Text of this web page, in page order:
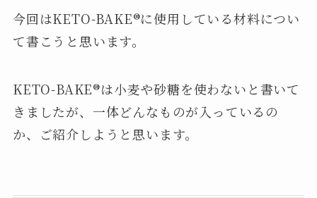
今回はKETO-BAKE®︎に使用している材料につい
て書こうと思います。
KETO-BAKE®︎は小麦や砂糖を使わないと書いて
きましたが、一体どんなものが入っているの
か、ご紹介しようと思います。